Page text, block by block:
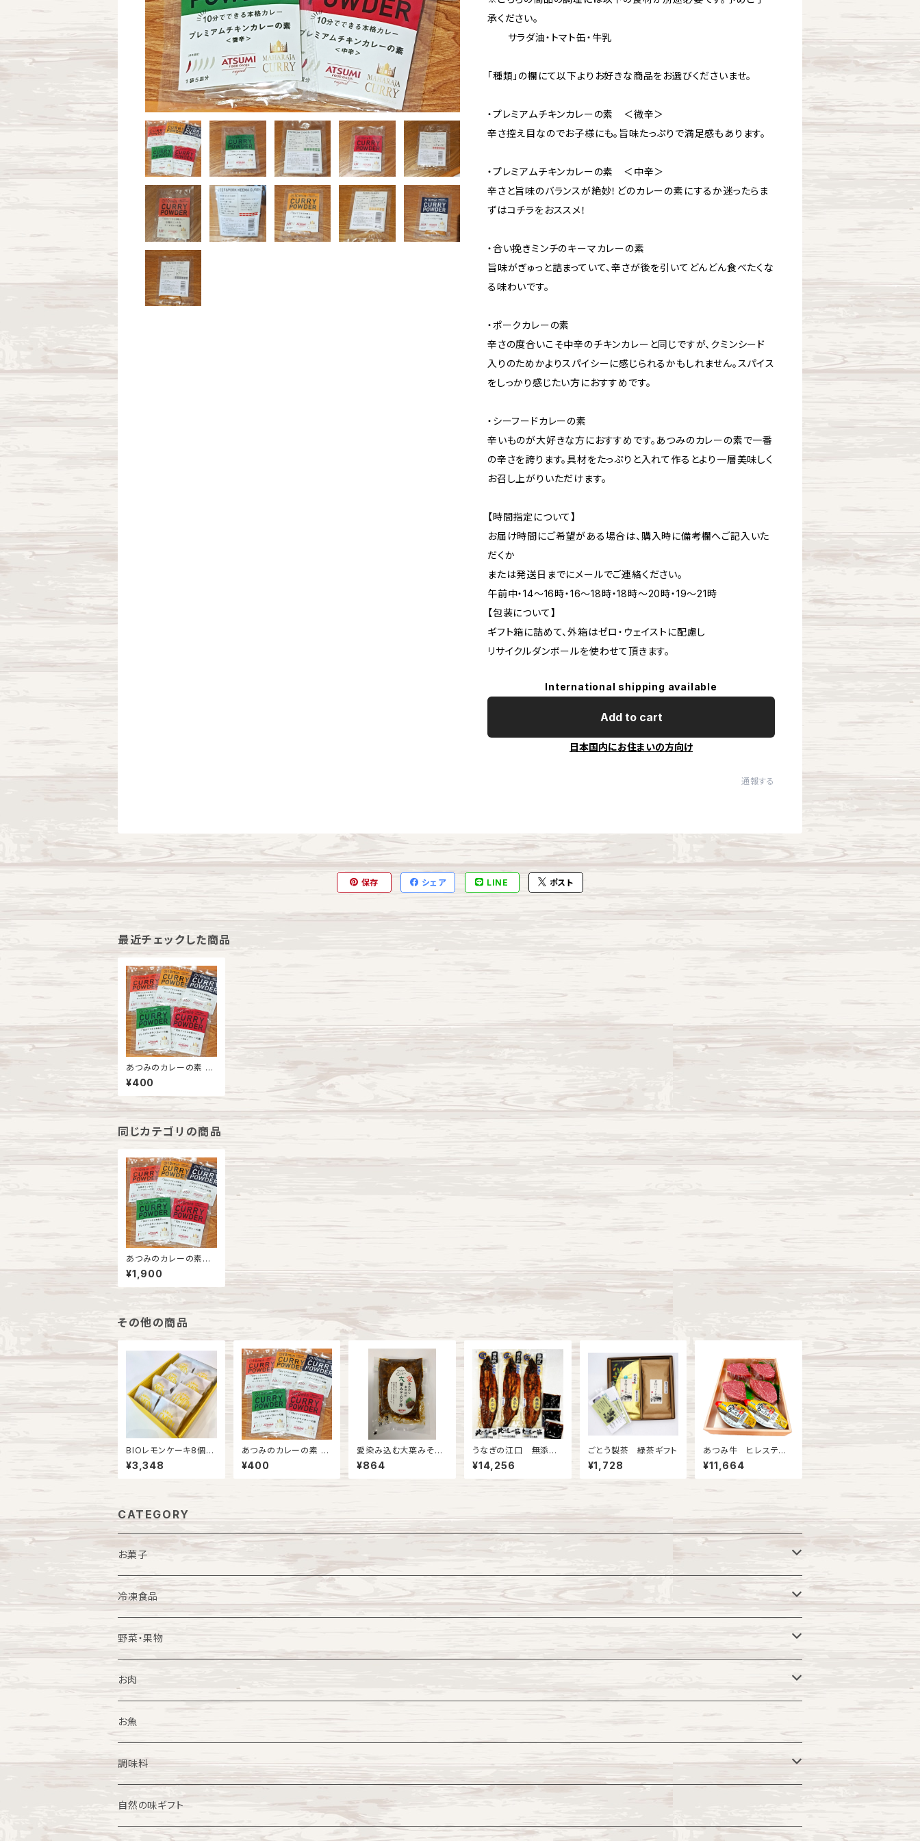
承ください。
サラダ油・トマト缶・牛乳
「種類」の欄にて以下よりお好きな商品をお選びくださいませ。
・プレミアムチキンカレーの素 ＜微辛＞
辛さ控え目なのでお子様にも。旨味たっぷりで満足感もあります。
・プレミアムチキンカレーの素 ＜中辛＞
辛さと旨味のバランスが絶妙！どのカレーの素にするか迷ったらま
ずはコチラをおススメ！
・合い挽きミンチのキーマカレーの素
旨味がぎゅっと詰まっていて、辛さが後を引いてどんどん食べたくな
る味わいです。
・ポークカレーの素
辛さの度合いこそ中辛のチキンカレーと同じですが、クミンシード
入りのためかよりスパイシーに感じられるかもしれません。スパイス
をしっかり感じたい方におすすめです。
・シーフードカレーの素
辛いものが大好きな方におすすめです。あつみのカレーの素で一番
の辛さを誇ります。具材をたっぷりと入れて作るとより一層美味しく
お召し上がりいただけます。
【時間指定について】
お届け時間にご希望がある場合は、購入時に備考欄へご記入いた
だくか
または発送日までにメールでご連絡ください。
午前中・14～16時・16～18時・18時～20時・19～21時
【包装について】
ギフト箱に詰めて、外箱はゼロ・ウェイストに配慮し
リサイクルダンボールを使わせて頂きます。
International shipping available
Add to cart
日本国内にお住まいの方向け
通報する
保存 シェア LINE ポスト
最近チェックした商品
あつみのカレーの素 各
種
¥400
同じカテゴリの商品
あつみのカレーの素
５個セット
¥1,900
その他の商品
BIOレモンケーキ8個入
り
¥3,348
あつみのカレーの素 各
種
¥400
愛染み込む大葉みそカ
ツ
¥864
うなぎの江口 無添加
蒲焼 3本セット
¥14,256
ごとう製茶 緑茶ギフト
¥1,728
あつみ牛 ヒレステー
キ
¥11,664
CATEGORY
お菓子
一般菓子
スイーツ
焼き菓子
冷凍スイーツ
冷凍食品
福豚商品各種
ごはんにかけるだけシリーズ
和食惣菜
中華惣菜
餃子
洋食惣菜
野菜・果物
果物
野菜
農産加工品
花
お肉
牛肉
豚肉
鶏肉
お魚
調味料
カレーの素
自然の味ギフト